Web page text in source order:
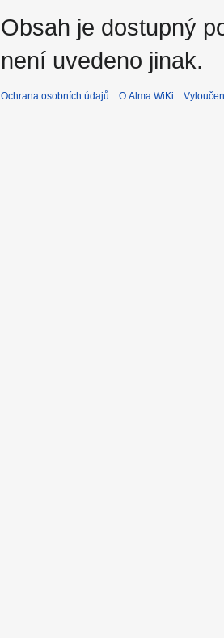
Obsah je dostupný
není uvedeno jinak.
Ochrana osobních údajů O Alma WiKi